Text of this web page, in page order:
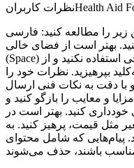
نظرات کاربرانHealth Aid
زیر را مطالعه کنید: فارسی
بهتر است از فضای خالی
(Space) بیش‌از‌حدِ معمول، شکلک یا ایموجی استفاده نکنید و از
بپرهیزید. نظرات خود را
با دقت به نکات فنی ارسال
و معایب را بازگو کنید و
کنید. بهتر است در
مثل قیمت، پرهیز کنید. به
پیام‌هایی که شامل محتوای